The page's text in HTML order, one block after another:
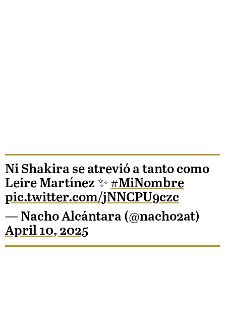
Ni Shakira se atrevió a tanto como
Leire Martínez ✨ #MiNombre
pic.twitter.com/jNNCPU9czc
— Nacho Alcántara (@nacho2at)
April 10, 2025